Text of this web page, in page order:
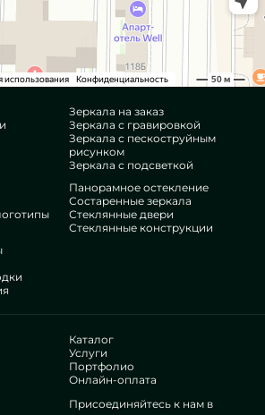
Зеркала на заказ
Зеркала с гравировкой
Зеркала с пескоструйным
рисунком
Зеркала с подсветкой
Панорамное остекление
Состаренные зеркала
Стеклянные двери
Стеклянные конструкции
Каталог
Услуги
Портфолио
Онлайн-оплата
Присоединяйтесь к нам в